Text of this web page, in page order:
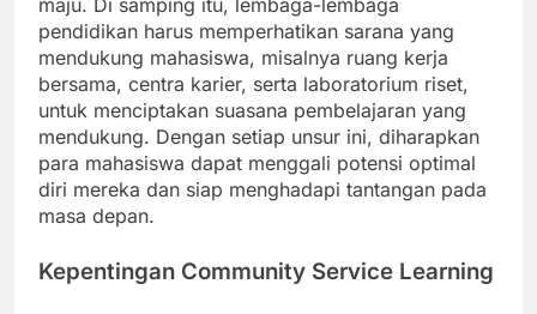
maju. Di samping itu, lembaga-lembaga
pendidikan harus memperhatikan sarana yang
mendukung mahasiswa, misalnya ruang kerja
bersama, centra karier, serta laboratorium riset,
untuk menciptakan suasana pembelajaran yang
mendukung. Dengan setiap unsur ini, diharapkan
para mahasiswa dapat menggali potensi optimal
diri mereka dan siap menghadapi tantangan pada
masa depan.
Kepentingan Community Service Learning